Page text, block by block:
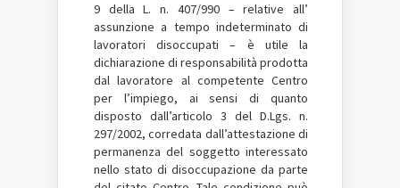
9 della L. n. 407/990 – relative all’
assunzione a tempo indeterminato di
lavoratori disoccupati – è utile la
dichiarazione di responsabilità prodotta
dal lavoratore al competente Centro
per l’impiego, ai sensi di quanto
disposto dall’articolo 3 del D.Lgs. n.
297/2002, corredata dall’attestazione di
permanenza del soggetto interessato
nello stato di disoccupazione da parte